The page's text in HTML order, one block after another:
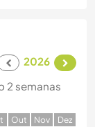
2026
2 semanas
Out Nov Dez